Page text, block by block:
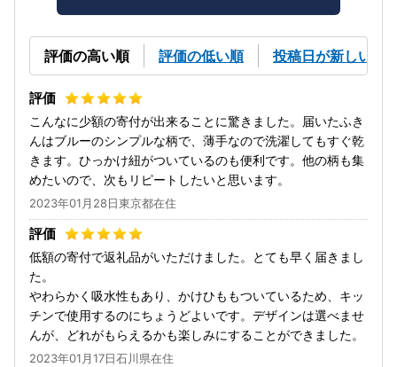
評価の高い順 評価の低い順 投稿日が新しい順
こんなに少額の寄付が出来ることに驚きました。届いたふき
んはブルーのシンプルな柄で、薄手なので洗濯してもすぐ乾
きます。ひっかけ紐がついているのも便利です。他の柄も集
めたいので、次もリピートしたいと思います。
2023年01月28日東京都在住
低額の寄付で返礼品がいただけました。とても早く届きまし
た。
やわらかく吸水性もあり、かけひももついているため、キッ
チンで使用するのにちょうどよいです。デザインは選べませ
んが、どれがもらえるかも楽しみにすることができました。
2023年01月17日石川県在住